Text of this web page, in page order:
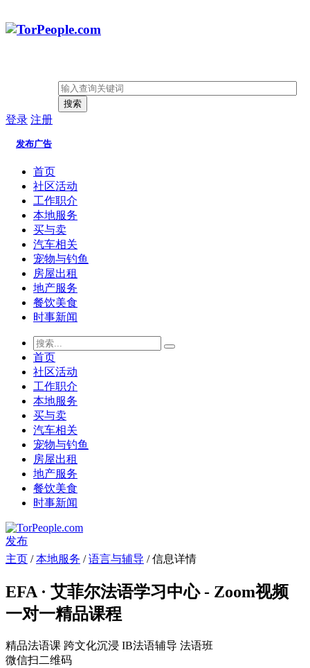
搜索
登录 注册
发布广告
首页
社区活动
工作职介
本地服务
买与卖
汽车相关
宠物与钓鱼
房屋出租
地产服务
餐饮美食
时事新闻
首页
社区活动
工作职介
本地服务
买与卖
汽车相关
宠物与钓鱼
房屋出租
地产服务
餐饮美食
时事新闻
发布
主页 /本地服务 /语言与辅导 / 信息详情
EFA · 艾菲尔法语学习中心 - Zoom视频
一对一精品课程
精品法语课 跨文化沉浸 IB法语辅导 法语班
微信扫二维码